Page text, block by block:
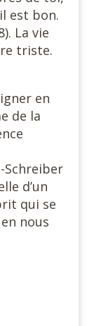
est bon.
La vie
triste.
en
de la
Schreiber
d’un
qui se
nous